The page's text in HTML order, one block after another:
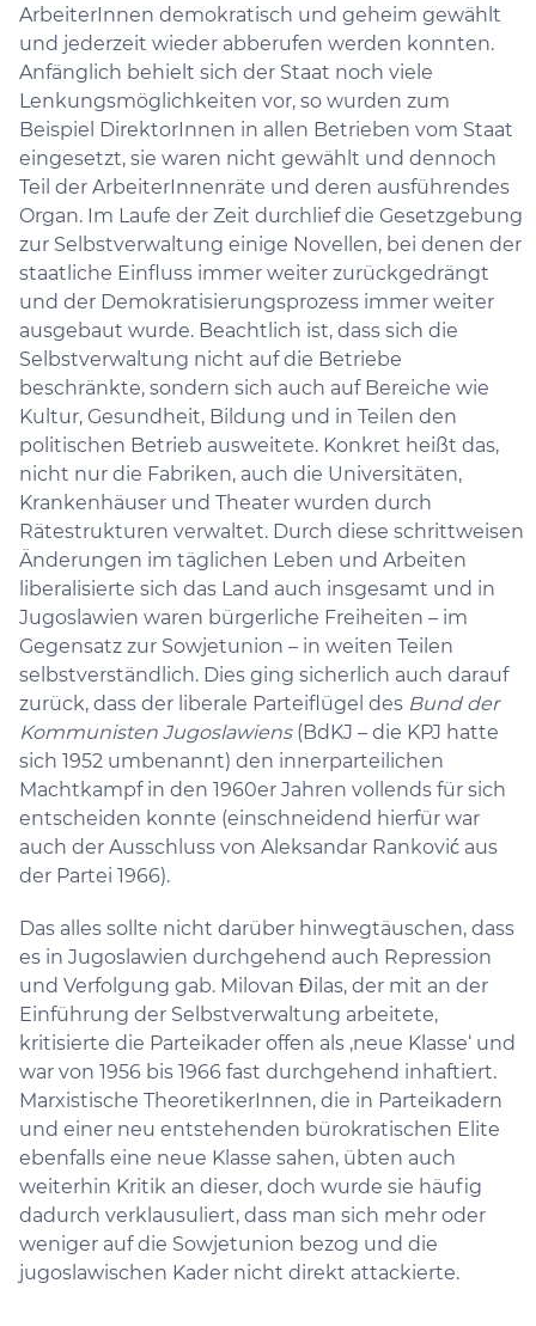
ArbeiterInnen demokratisch und geheim gewählt
und jederzeit wieder abberufen werden konnten.
Anfänglich behielt sich der Staat noch viele
Lenkungsmöglichkeiten vor, so wurden zum
Beispiel DirektorInnen in allen Betrieben vom Staat
eingesetzt, sie waren nicht gewählt und dennoch
Teil der ArbeiterInnenräte und deren ausführendes
Organ. Im Laufe der Zeit durchlief die Gesetzgebung
zur Selbstverwaltung einige Novellen, bei denen der
staatliche Einfluss immer weiter zurückgedrängt
und der Demokratisierungsprozess immer weiter
ausgebaut wurde. Beachtlich ist, dass sich die
Selbstverwaltung nicht auf die Betriebe
beschränkte, sondern sich auch auf Bereiche wie
Kultur, Gesundheit, Bildung und in Teilen den
politischen Betrieb ausweitete. Konkret heißt das,
nicht nur die Fabriken, auch die Universitäten,
Krankenhäuser und Theater wurden durch
Rätestrukturen verwaltet. Durch diese schrittweisen
Änderungen im täglichen Leben und Arbeiten
liberalisierte sich das Land auch insgesamt und in
Jugoslawien waren bürgerliche Freiheiten – im
Gegensatz zur Sowjetunion – in weiten Teilen
selbstverständlich. Dies ging sicherlich auch darauf
zurück, dass der liberale Parteiflügel des Bund der
Kommunisten Jugoslawiens(BdKJ – die KPJ hatte
sich 1952 umbenannt) den innerparteilichen
Machtkampf in den 1960er Jahren vollends für sich
entscheiden konnte (einschneidend hierfür war
auch der Ausschluss von Aleksandar Ranković aus
der Partei 1966).
Das alles sollte nicht darüber hinwegtäuschen, dass
es in Jugoslawien durchgehend auch Repression
und Verfolgung gab. Milovan Đilas, der mit an der
Einführung der Selbstverwaltung arbeitete,
kritisierte die Parteikader offen als ‚neue Klasse‘ und
war von 1956 bis 1966 fast durchgehend inhaftiert.
Marxistische TheoretikerInnen, die in Parteikadern
und einer neu entstehenden bürokratischen Elite
ebenfalls eine neue Klasse sahen, übten auch
weiterhin Kritik an dieser, doch wurde sie häufig
dadurch verklausuliert, dass man sich mehr oder
weniger auf die Sowjetunion bezog und die
jugoslawischen Kader nicht direkt attackierte.